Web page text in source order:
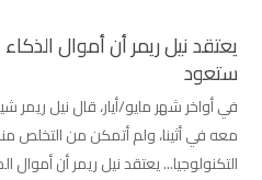
يعتقد نيل ريمر أن أموال
ستعود
في أواخر شهر مايو/أيار، قال نيل ريمر
معه في أثينا، ولم أتمكن من التخلص
التكنولوجيا... يعتقد نيل ريمر أن أموال